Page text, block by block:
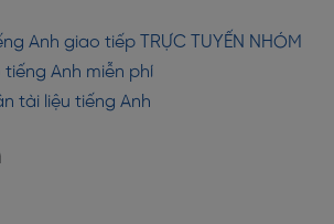
Anh giao tiếp TRỰC TUYẾN NHÓM
tiếng Anh miễn phí
tài liệu tiếng Anh